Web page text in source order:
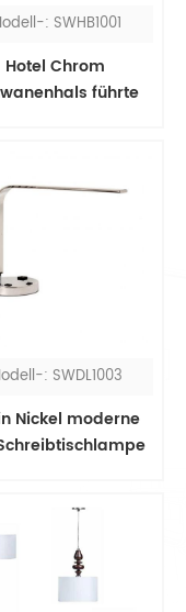
: SWHB1001
Hotel Chrom
führte
: SWDL1003
Nickel moderne